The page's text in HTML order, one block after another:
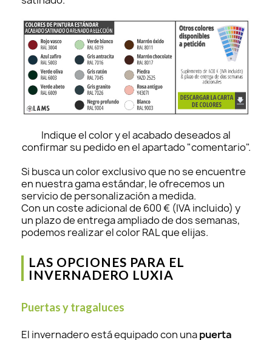
Indique el color y el acabado deseados al
confirmar su pedido en el apartado "comentario".
Si busca un color exclusivo que no se encuentre
en nuestra gama estándar, le ofrecemos un
servicio de personalización a medida.
Con un coste adicional de 600 € (IVA incluido) y
un plazo de entrega ampliado de dos semanas,
podemos realizar el color RAL que elijas.
LAS OPCIONES PARA EL
INVERNADERO LUXIA
Puertas y tragaluces
El invernadero está equipado con unapuerta